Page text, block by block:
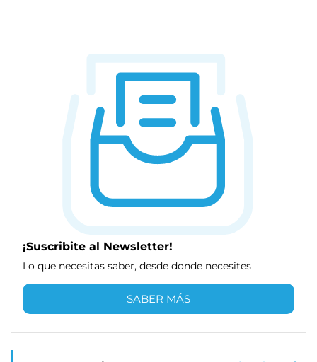
¡Suscribite al Newsletter!
Lo que necesitas saber, desde donde necesites
SABER MÁS